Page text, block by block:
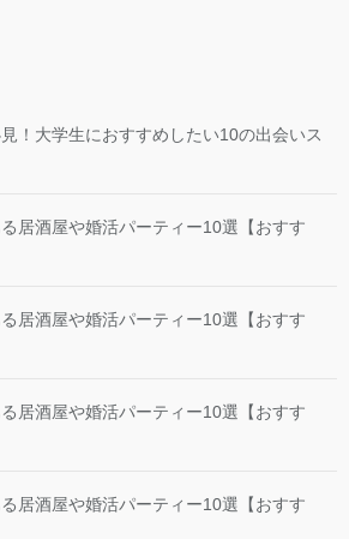
！大学生におすすめしたい10の出会いス
居酒屋や婚活パーティー10選【おすす
居酒屋や婚活パーティー10選【おすす
居酒屋や婚活パーティー10選【おすす
居酒屋や婚活パーティー10選【おすす